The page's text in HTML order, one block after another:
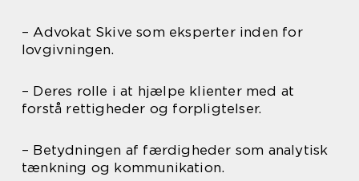
– Advokat Skive som eksperter inden for
lovgivningen.
– Deres rolle i at hjælpe klienter med at
forstå rettigheder og forpligtelser.
– Betydningen af færdigheder som analytisk
tænkning og kommunikation.